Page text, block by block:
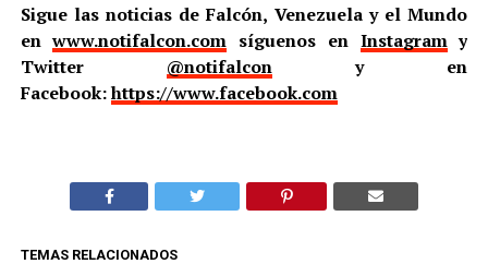
Sigue las noticias de Falcón, Venezuela y el Mundo
enwww.notifalcon.com síguenos en Instagramy
Twitter @notifalcony en
Facebook:https://www.facebook.com
TEMAS RELACIONADOS